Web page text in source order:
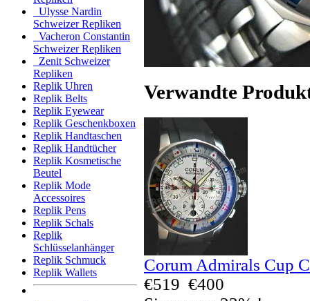
Ulysse Nardin
Schweizer Repliken
Vacheron Constantin
Schweizer Repliken
Zenit Schweizer
Repliken
Replik Uhren
Replik Belts
Replik Eyewear
Replik Geschenkboxen
Replik Handtaschen
Replik Handtücher
Replik Kosmetische
Beutel
Replik Mode
Accessoires
Replik Pens
Replik Schals
Replik
Schlüsselanhänger
Replik Schmuck
Replik Wallets
Verwandte
Corum Admirals Cup
€519 €400